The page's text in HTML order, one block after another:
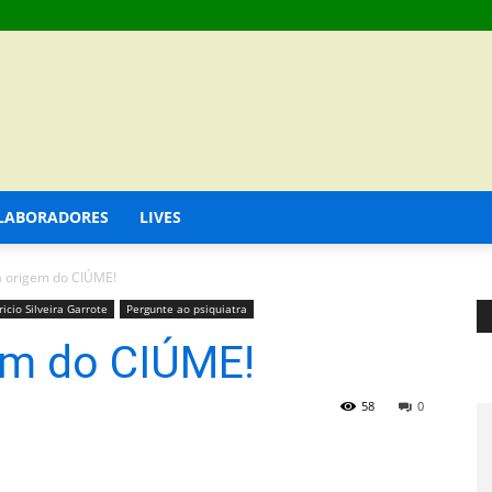
LIVES
origem do CIÚME!
Silveira Garrote Pergunte ao psiquiatra
do CIÚME!
0
58